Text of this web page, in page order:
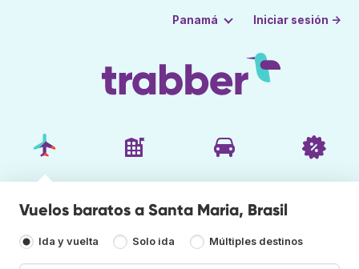
Panamá Iniciar sesión →
Vuelos baratos a Santa Maria, Brasil
Ida y vuelta Solo ida Múltiples destinos